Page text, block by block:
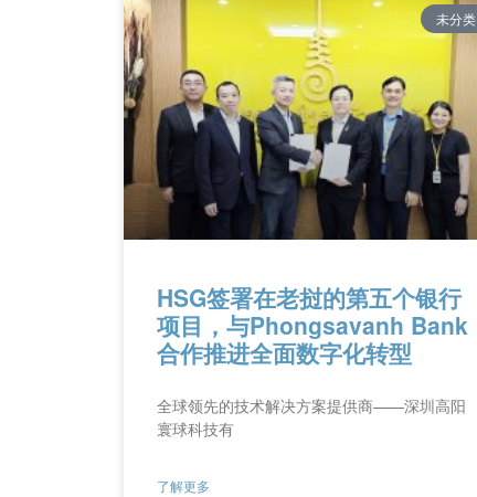
未分类
HSG签署在老挝的第五个银行
项目，与Phongsavanh Bank
合作推进全面数字化转型
全球领先的技术解决方案提供商——深圳高阳
寰球科技有
了解更多